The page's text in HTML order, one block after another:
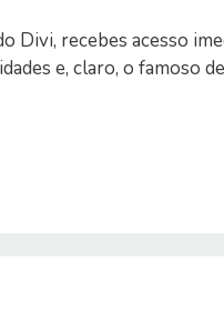
Divi, recebes acesso
e, claro, o famoso